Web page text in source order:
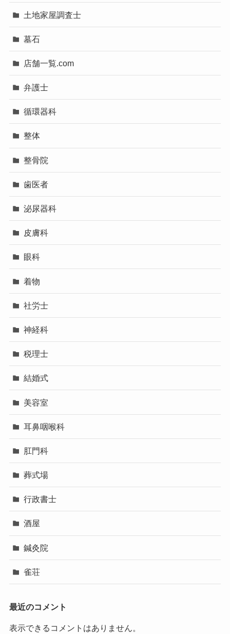
土地家屋調査士
墓石
店舗一覧.com
弁護士
循環器科
整体
整骨院
歯医者
泌尿器科
皮膚科
眼科
着物
社労士
神経科
税理士
結婚式
美容室
耳鼻咽喉科
肛門科
葬式場
行政書士
酒屋
鍼灸院
雀荘
最近のコメント
表示できるコメントはありません。